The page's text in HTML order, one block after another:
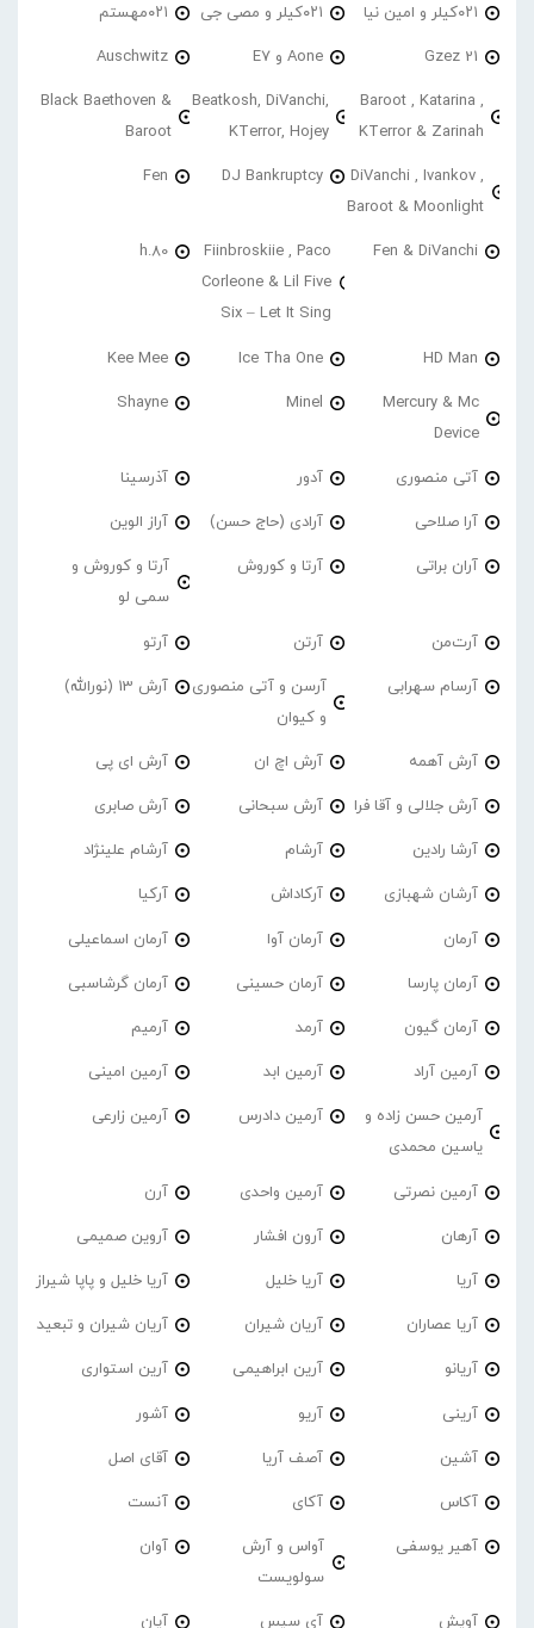
۰۲۱کیلر و امین نیا ۰۲۱کیلر و مصی جی ۰۲۱مهستم
21 Gzez Aone و E7 Auschwitz
Baroot , Katarina ,
KTerror & Zarinah
Beatkosh, DiVanchi,
KTerror, Hojey
Black Baethoven &
Baroot
DiVanchi , Ivankov ,
Baroot & Moonlight
DJ Bankruptcy
Fen
Fen & DiVanchi
Fiinbroskiie , Paco
Corleone & Lil Five
Six – Let It Sing
h.80
HD Man
Ice Tha One
Kee Mee
Mercury & Mc
Device
Minel
Shayne
آتی منصوری آدور آذرسینا
آرا صلاحی آرادی (حاج حسن) آراز الوین
آران براتی آرتا و کوروش
آرتا و کوروش و
سمی لو
آرت‌من آرتن آرتو
آرسام سهرابی
آرسن و آتی منصوری
و کیوان
آرش 13 (نورالله)
آرش آهمه آرش اچ ان آرش ای پی
آرش جلالی و آقا فرا آرش سبحانی آرش صابری
آرشا رادین آرشام آرشام علینژاد
آرشان شهبازی آرکاداش آرکیا
آرمان آرمان آوا آرمان اسماعیلی
آرمان پارسا آرمان حسینی آرمان گرشاسبی
آرمان گیون آرمد آرمیم
آرمین آراد آرمین ابد آرمین امینی
آرمین حسن زاده و
یاسین محمدی
آرمین دادرس آرمین زارعی
آرمین نصرتی آرمین واحدی آرن
آرهان آرون افشار آروین صمیمی
آریا آریا خلیل آریا خلیل و پاپا شیراز
آریا عصاران آریان شیران آریان شیران و تبعید
آریانو آرین ابراهیمی آرین استواری
آرینی آریو آشور
آشین آصف آریا آقای اصل
آکاس آکای آنست
آهیر یوسفی
آواس و آرش
سولویست
آوان
آویش آی سیس آیان